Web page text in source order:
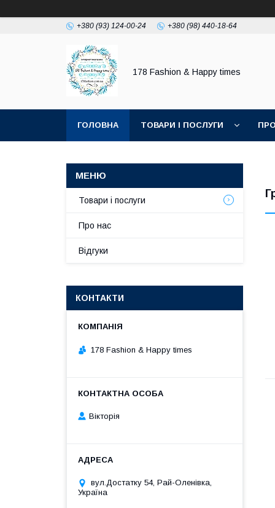
+380 (93) 124-00-24 +380 (98) 440-18-64
178 Fashion & Happy times
ГОЛОВНА ТОВАРИ І ПОСЛУГИ
Товари і послуги
Про нас
Відгуки
КОНТАКТИ
178 Fashion & Happy times
Вікторія
вул.Достатку 54, Рай-Оленівка,
Україна